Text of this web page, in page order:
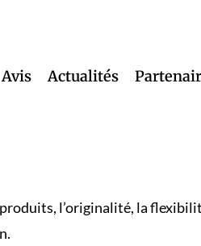
Avis Actualités
l’originalité, la